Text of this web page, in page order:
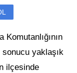
yaklaşık
ilçesinde